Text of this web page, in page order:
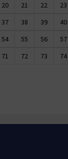
20 21 22 23
37 38 39 40
54 55 56 57
71 72 73 74